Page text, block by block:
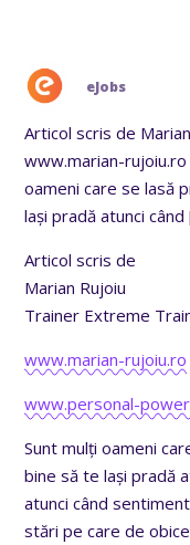
eJobs
Articol scris de
www.marian-
oameni care se lasă
lași pradă atunci când
Articol scris de
Marian Rujoiu
Trainer Extreme
www.marian-rujoiu.ro
www.personal-
Sunt mulți oameni
bine să te lași pradă
atunci când
stări pe care de